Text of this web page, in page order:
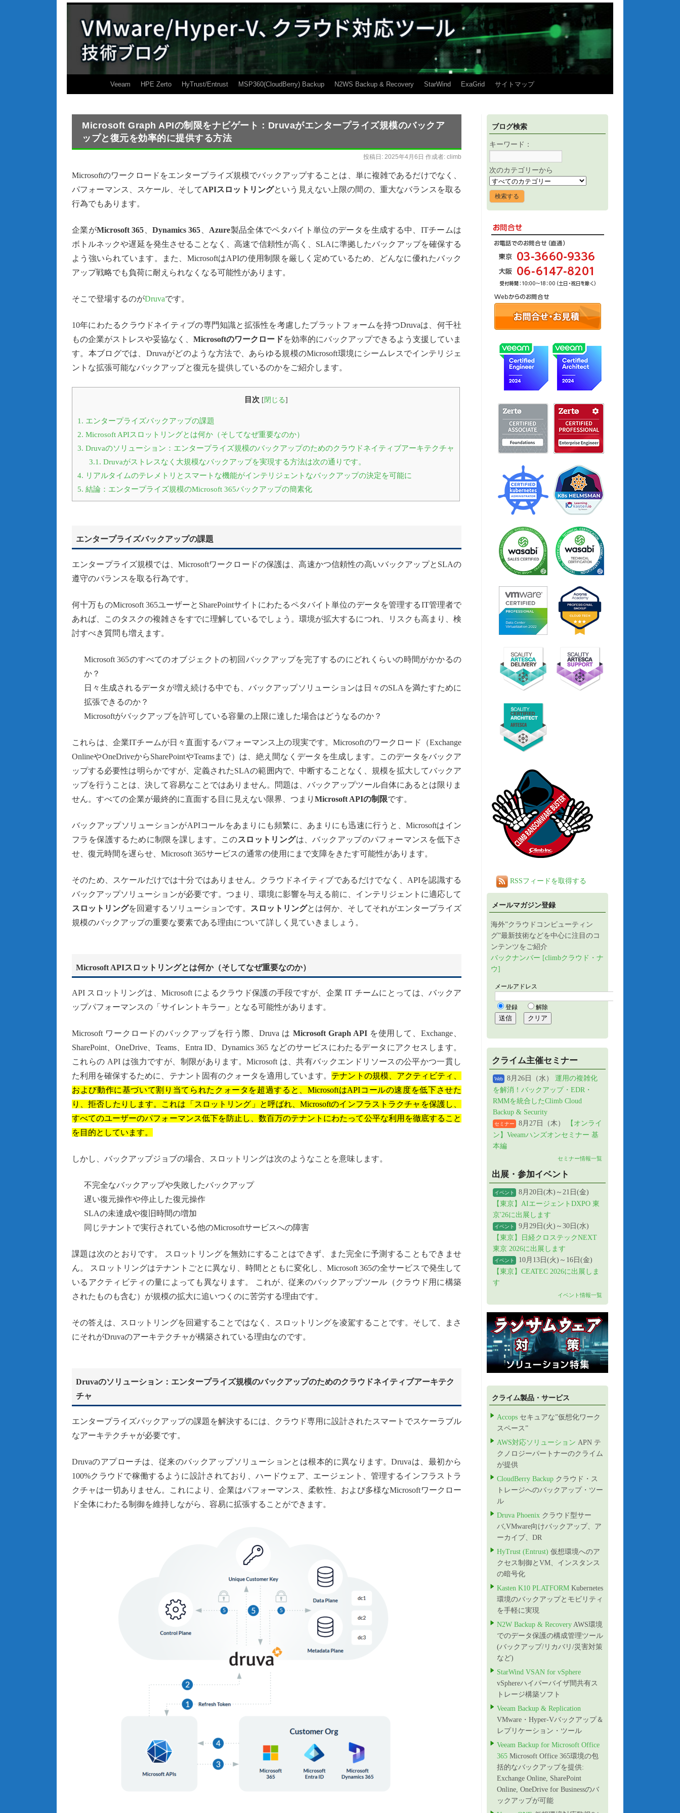
Veeam HPE Zerto HyTrust/Entrust MSP360(CloudBerry) Backup N2WS Backup & Recovery StarWind ExaGrid サイトマップ
Microsoft Graph APIの制限をナビゲート：Druvaがエンタープライズ規模のバックア
ップと復元を効率的に提供する方法
投稿日: 2025年4月6日 作成者: climb
Microsoftのワークロードをエンタープライズ規模でバックアップすることは、単に複雑であるだけでなく、
パフォーマンス、スケール、そしてAPIスロットリングという見えない上限の間の、重大なバランスを取る
行為でもあります。
企業がMicrosoft 365 、Dynamics 365 Azure製品全体でペタバイト単位のデータを生成する中、ITチームは
ボトルネックや遅延を発生させることなく、高速で信頼性が高く、SLAに準拠したバックアップを確保する
よう強いられています。また、MicrosoftはAPIの使用制限を厳しく定めているため、どんなに優れたバック
アップ戦略でも負荷に耐えられなくなる可能性があります。
そこで登場するのがDruvaです。
10年にわたるクラウドネイティブの専門知識と拡張性を考慮したプラットフォームを持つDruvaは、何千社
もの企業がストレスや妥協なく、Microsoftのワークロードを効率的にバックアップできるよう支援していま
す。本ブログでは、Druvaがどのような方法で、あらゆる規模のMicrosoft環境にシームレスでインテリジェ
ントな拡張可能なバックアップと復元を提供しているのかをご紹介します。
目次 [ 閉じる]
1. エンタープライズバックアップの課題
2. Microsoft APIスロットリングとは何か（そしてなぜ重要なのか）
3. Druvaのソリューション：エンタープライズ規模のバックアップのためのクラウドネイティブアーキテクチャ
3.1. Druvaがストレスなく大規模なバックアップを実現する方法は次の通りです。
4. リアルタイムのテレメトリとスマートな機能がインテリジェントなバックアップの決定を可能に
5. 結論：エンタープライズ規模のMicrosoft 365バックアップの簡素化
エンタープライズバックアップの課題
エンタープライズ規模では、Microsoftワークロードの保護は、高速かつ信頼性の高いバックアップとSLAの
遵守のバランスを取る行為です。
何十万ものMicrosoft 365ユーザーとSharePointサイトにわたるペタバイト単位のデータを管理するIT管理者で
あれば、このタスクの複雑さをすでに理解しているでしょう。環境が拡大するにつれ、リスクも高まり、検
討すべき質問も増えます。
Microsoft 365のすべてのオブジェクトの初回バックアップを完了するのにどれくらいの時間がかかるの
か？
日々生成されるデータが増え続ける中でも、バックアップソリューションは日々のSLAを満たすために
拡張できるのか？
Microsoftがバックアップを許可している容量の上限に達した場合はどうなるのか？
これらは、企業ITチームが日々直面するパフォーマンス上の現実です。Microsoftのワークロード（Exchange
OnlineやOneDriveからSharePointやTeamsまで）は、絶え間なくデータを生成します。このデータをバックア
ップする必要性は明らかですが、定義されたSLAの範囲内で、中断することなく、規模を拡大してバックア
ップを行うことは、決して容易なことではありません。問題は、バックアップツール自体にあるとは限りま
せん。すべての企業が最終的に直面する目に見えない限界、つまり Microsoft APIの制限です。
バックアップソリューションがAPIコールをあまりにも頻繁に、あまりにも迅速に行うと、Microsoftはイン
フラを保護するために制限を課します。このスロットリングは、バックアップのパフォーマンスを低下さ
せ、復元時間を遅らせ、Microsoft 365サービスの通常の使用にまで支障をきたす可能性があります。
そのため、スケールだけでは十分ではありません。クラウドネイティブであるだけでなく、APIを認識する
バックアップソリューションが必要です。つまり、環境に影響を与える前に、インテリジェントに適応して
スロットリングを回避するソリューションです。 スロットリングとは何か、そしてそれがエンタープライズ
規模のバックアップの重要な要素である理由について詳しく見ていきましょう。
Microsoft APIスロットリングとは何か（そしてなぜ重要なのか）
API スロットリングは、Microsoft によるクラウド保護の手段ですが、企業 IT チームにとっては、バックア
ップパフォーマンスの「サイレントキラー」となる可能性があります。
Microsoft ワークロードのバックアップを行う際、Druva は Microsoft Graph API を使用して、Exchange、
SharePoint、OneDrive、Teams、Entra ID、Dynamics 365 などのサービスにわたるデータにアクセスします。
これらの API は強力ですが、制限があります。Microsoft は、共有バックエンドリソースの公平かつ一貫し
た利用を確保するために、テナント固有のクォータを適用しています。 テナントの規模、アクティビティ、
および動作に基づいて割り当てられたクォータを超過すると、MicrosoftはAPIコールの速度を低下させた
り、拒否したりします。これは「スロットリング」と呼ばれ、Microsoftのインフラストラクチャを保護し、
すべてのユーザーのパフォーマンス低下を防止し、数百万のテナントにわたって公平な利用を徹底すること
を目的としています。
しかし、バックアップジョブの場合、スロットリングは次のようなことを意味します。
不完全なバックアップや失敗したバックアップ
遅い復元操作や停止した復元操作
SLAの未達成や復旧時間の増加
同じテナントで実行されている他のMicrosoftサービスへの障害
課題は次のとおりです。 スロットリングを無効にすることはできず、また完全に予測することもできませ
ん。 スロットリングはテナントごとに異なり、時間とともに変化し、Microsoft 365の全サービスで発生して
いるアクティビティの量によっても異なります。 これが、従来のバックアップツール（クラウド用に構築
されたものも含む）が規模の拡大に追いつくのに苦労する理由です。
その答えは、スロットリングを回避することではなく、スロットリングを凌駕することです。そして、まさ
にそれがDruvaのアーキテクチャが構築されている理由なのです。
Druvaのソリューション：エンタープライズ規模のバックアップのためのクラウドネイティブアーキテク
チャ
エンタープライズバックアップの課題を解決するには、クラウド専用に設計されたスマートでスケーラブル
なアーキテクチャが必要です。
Druvaのアプローチは、従来のバックアップソリューションとは根本的に異なります。Druvaは、最初から
100%クラウドで稼働するように設計されており、ハードウェア、エージェント、管理するインフラストラ
クチャは一切ありません。これにより、企業はパフォーマンス、柔軟性、および多様なMicrosoftワークロー
ド全体にわたる制御を維持しながら、容易に拡張することができます。
ブログ検索
キーワード：
次のカテゴリーから
RSSフィードを取得する
メールマガジン登録
海外”クラウドコンピューティン
グ”最新技術などを中心に注目のコ
ンテンツをご紹介
バックナンバー [climbクラウド・ナ
ウ]
クライム主催セミナー
Web 8月26日（水） 運用の複雑化
を解消！バックアップ・EDR・
RMMを統合したClimb Cloud
Backup & Security
セミナー 8月27日（木）
【オンライ
ン】Veeamハンズオンセミナー 基
本編
セミナー情報一覧
出展・参加イベント
イベント
8月20日(木)～21日(金)
【東京】AIエージェントDXPO 東
京'26に出展します
イベント
9月29日(火)～30日(水)
【東京】日経クロステックNEXT
東京 2026に出展します
イベント
10月13日(火)～16日(金)
【東京】CEATEC 2026に出展しま
す
イベント情報一覧
クライム製品・サービス
Accops セキュアな”仮想化ワーク
スペース”
AWS対応ソリューション APN テ
クノロジーパートナーのクライム
が提供
CloudBerry Backup クラウド・ス
トレージへのバックアップ・ツー
ル
Druva Phoenix クラウド型サー
バ,VMware向けバックアップ、ア
ーカイブ、DR
HyTrust (Entrust) 仮想環境へのア
クセス制御とVM、インスタンス
の暗号化
Kasten K10 PLATFORM Kubernetes
環境のバックアップとモビリティ
を手軽に実現
N2W Backup & Recovery AWS環境
でのデータ保護の構成管理ツール
(バックアップ/リカバリ/災害対策
など)
StarWind VSAN for vSphere
vSphereハイパーバイザ間共有ス
トレージ構築ソフト
Veeam Backup & Replication
VMware・Hyper-Vバックアップ＆
レプリケーション・ツール
Veeam Backup for Microsoft Office
365 Microsoft Office 365環境の包
括的なバックアップを提供:
Exchange Online, SharePoint
Online, OneDrive for Businessのバ
ックアップが可能